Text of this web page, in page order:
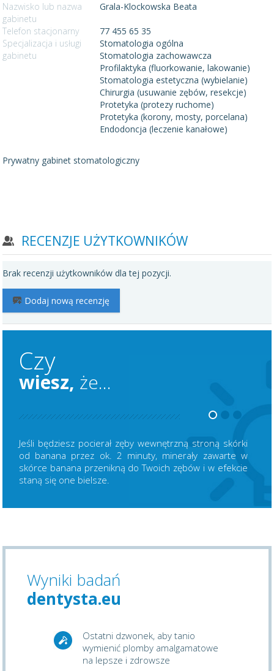
Nazwisko lub nazwa
gabinetu
Grala-Klockowska Beata
Telefon stacjonarny
77 455 65 35
Specjalizacja i usługi
gabinetu
Stomatologia ogólna
Stomatologia zachowawcza
Profilaktyka (fluorkowanie, lakowanie)
Stomatologia estetyczna (wybielanie)
Chirurgia (usuwanie zębów, resekcje)
Protetyka (protezy ruchome)
Protetyka (korony, mosty, porcelana)
Endodoncja (leczenie kanałowe)
Prywatny gabinet stomatologiczny
RECENZJE UŻYTKOWNIKÓW
Brak recenzji użytkowników dla tej pozycji.
Dodaj nową recenzję
Czy
wiesz, że...
Jeśli będziesz pocierał zęby wewnętrzną stroną skórki
od banana przez ok. 2 minuty, minerały zawarte w
skórce banana przenikną do Twoich zębów i w efekcie
staną się one bielsze.
Wyniki badań
dentysta.eu
Ostatni dzwonek, aby tanio
wymienić plomby amalgamatowe
na lepsze i zdrowsze